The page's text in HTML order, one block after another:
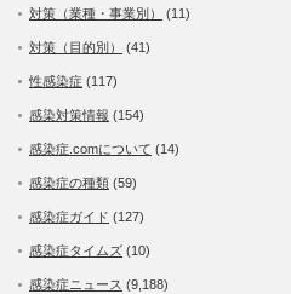
対策（業種・事業別） (11)
対策（目的別） (41)
性感染症 (117)
感染対策情報 (154)
感染症.comについて (14)
感染症の種類 (59)
感染症ガイド (127)
感染症タイムズ (10)
感染症ニュース (9,188)